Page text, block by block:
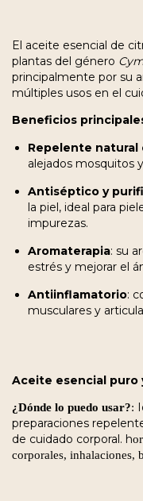
El aceite esencial de
plantas del género
principalmente por su
múltiples usos en el
Beneficios
Repelente natural
alejados mosquitos
Antiséptico y
la piel, ideal para
impurezas.
Aromaterapia: su
estrés y mejorar el
Antiinflamatorio:
musculares y
Aceite esencial puro
¿Dónde lo puedo usar?:
preparaciones
de cuidado corporal. h
corporales, inhalaciones,